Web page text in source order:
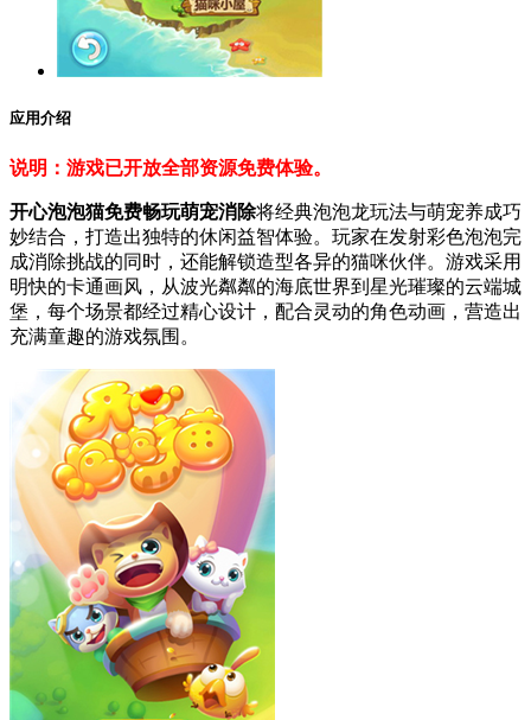
应用介绍
说明：游戏已开放全部资源免费体验。
开心泡泡猫免费畅玩萌宠消除将经典泡泡龙玩法与萌宠养成巧
妙结合，打造出独特的休闲益智体验。玩家在发射彩色泡泡完
成消除挑战的同时，还能解锁造型各异的猫咪伙伴。游戏采用
明快的卡通画风，从波光粼粼的海底世界到星光璀璨的云端城
堡，每个场景都经过精心设计，配合灵动的角色动画，营造出
充满童趣的游戏氛围。